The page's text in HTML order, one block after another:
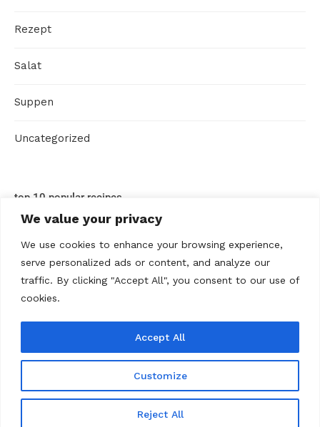
We value your privacy
We use cookies to enhance your browsing experience,
serve personalized ads or content, and analyze our
traffic. By clicking "Accept All", you consent to our use of
cookies.
Customize
Reject All
Accept All
Rezept
Salat
Suppen
Uncategorized
top 10 popular recipes
Kontakt
Privacy policy Terms Of Use Über uns
@2020 - All Right Reserved. Rezepte Home